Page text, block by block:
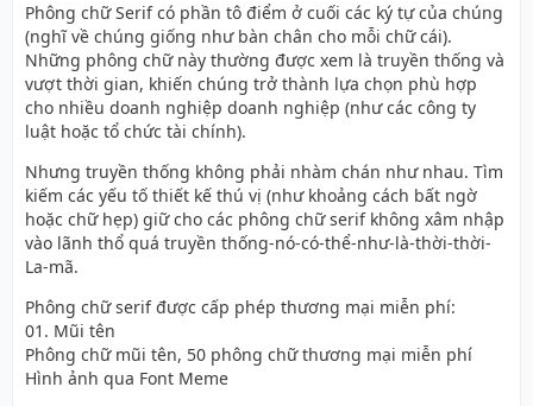
Phông chữ Serif có phần tô điểm ở cuối các ký tự của chúng
(nghĩ về chúng giống như bàn chân cho mỗi chữ cái).
Những phông chữ này thường được xem là truyền thống và
vượt thời gian, khiến chúng trở thành lựa chọn phù hợp
cho nhiều doanh nghiệp doanh nghiệp (như các công ty
luật hoặc tổ chức tài chính).
Nhưng truyền thống không phải nhàm chán như nhau. Tìm
kiếm các yếu tố thiết kế thú vị (như khoảng cách bất ngờ
hoặc chữ hẹp) giữ cho các phông chữ serif không xâm nhập
vào lãnh thổ quá truyền thống-nó-có-thể-như-là-thời-thời-
La-mã.
Phông chữ serif được cấp phép thương mại miễn phí:
01. Mũi tên
Phông chữ mũi tên, 50 phông chữ thương mại miễn phí
Hình ảnh qua Font Meme